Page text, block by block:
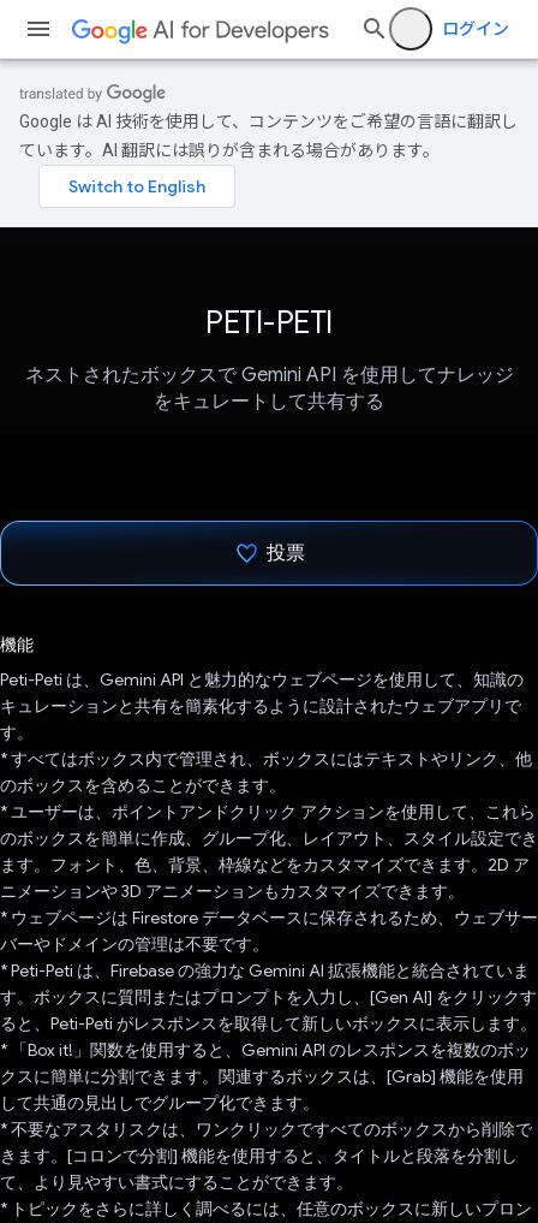
ログイン
Google は AI 技術を使用して、コンテンツをご希望の言語に翻訳し
ています。AI 翻訳には誤りが含まれる場合があります。
PETI-PETI
ネストされたボックスで Gemini API を使用してナレッジ
をキュレートして共有する
投票
機能
Peti-Peti は、Gemini API と魅力的なウェブページを使用して、知識の
キュレーションと共有を簡素化するように設計されたウェブアプリで
す。
* すべてはボックス内で管理され、ボックスにはテキストやリンク、他
のボックスを含めることができます。
* ユーザーは、ポイントアンドクリック アクションを使用して、これら
のボックスを簡単に作成、グループ化、レイアウト、スタイル設定でき
ます。フォント、色、背景、枠線などをカスタマイズできます。2D ア
ニメーションや 3D アニメーションもカスタマイズできます。
* ウェブページは Firestore データベースに保存されるため、ウェブサー
バーやドメインの管理は不要です。
* Peti-Peti は、Firebase の強力な Gemini AI 拡張機能と統合されていま
す。ボックスに質問またはプロンプトを入力し、[Gen AI] をクリックす
ると、Peti-Peti がレスポンスを取得して新しいボックスに表示します。
* 「Box it!」関数を使用すると、Gemini API のレスポンスを複数のボッ
クスに簡単に分割できます。関連するボックスは、[Grab] 機能を使用
して共通の見出しでグループ化できます。
* 不要なアスタリスクは、ワンクリックですべてのボックスから削除で
きます。[コロンで分割] 機能を使用すると、タイトルと段落を分割し
て、より見やすい書式にすることができます。
* トピックをさらに詳しく調べるには、任意のボックスに新しいプロン